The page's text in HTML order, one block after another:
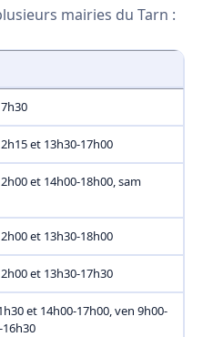
mairies du Tarn :
et 13h30-17h00
et 14h00-18h00, sam
et 13h30-18h00
et 13h30-17h30
et 14h00-17h00, ven 9h00-